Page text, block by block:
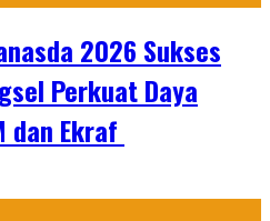
2026 Sukses
Perkuat Daya
dan Ekraf